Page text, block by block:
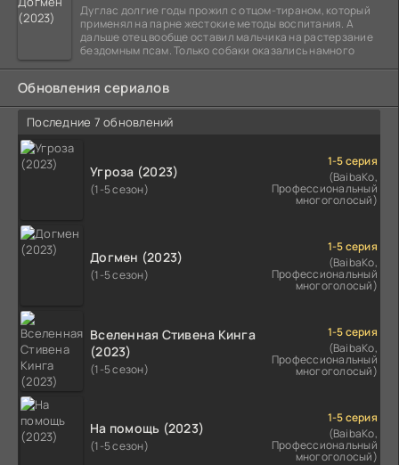
Дуглас долгие годы прожил с отцом-тираном, который
применял на парне жестокие методы воспитания. А
дальше отец вообще оставил мальчика на растерзание
бездомным псам. Только собаки оказались намного
Обновления сериалов
Последние 7 обновлений
Угроза (2023)
(1-5 сезон)
1-5 серия
(BaibaKo,
Профессиональный
многоголосый)
Догмен (2023)
(1-5 сезон)
1-5 серия
(BaibaKo,
Профессиональный
многоголосый)
Вселенная Стивена Кинга
(2023)
(1-5 сезон)
1-5 серия
(BaibaKo,
Профессиональный
многоголосый)
На помощь (2023)
(1-5 сезон)
1-5 серия
(BaibaKo,
Профессиональный
многоголосый)